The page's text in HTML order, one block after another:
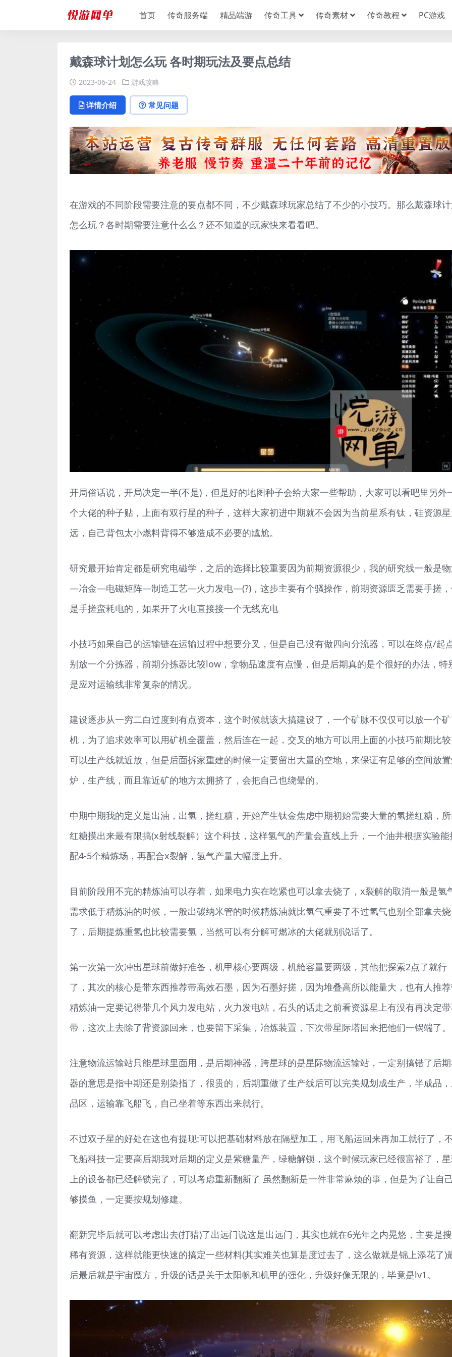
首页 传奇服务端 精品端游 传奇工具 传奇素材 传奇教程 PC游戏
戴森球计划怎么玩 各时期玩法及要点总结
2023-06-24 游戏攻略
详情介绍 常见问题
在游戏的不同阶段需要注意的要点都不同，不少戴森球玩家总结了不少的小技巧。那么戴森球
怎么玩？各时期需要注意什么么？还不知道的玩家快来看看吧。
开局俗话说，开局决定一半(不是)，但是好的地图种子会给大家一些帮助，大家可以看吧里另外
个大佬的种子贴，上面有双行星的种子，这样大家初进中期就不会因为当前星系有钛，硅资源
远，自己背包太小燃料背得不够造成不必要的尴尬。
研究最开始肯定都是研究电磁学，之后的选择比较重要因为前期资源很少，我的研究线一般是
—冶金—电磁矩阵—制造工艺—火力发电—(?)，这步主要有个骚操作，前期资源匮乏需要手搓，
是手搓蛮耗电的，如果开了火电直接接一个无线充电
小技巧如果自己的运输链在运输过程中想要分叉，但是自己没有做四向分流器，可以在终点/起
别放一个分拣器，前期分拣器比较low，拿物品速度有点慢，但是后期真的是个很好的办法，特
是应对运输线非常复杂的情况。
建设逐步从一穷二白过度到有点资本，这个时候就该大搞建设了，一个矿脉不仅仅可以放一个矿
机，为了追求效率可以用矿机全覆盖，然后连在一起，交叉的地方可以用上面的小技巧前期比
可以生产线就近放，但是后面拆家重建的时候一定要留出大量的空地，来保证有足够的空间放
炉，生产线，而且靠近矿的地方太拥挤了，会把自己也绕晕的。
中期中期我的定义是出油，出氢，搓红糖，开始产生钛金焦虑中期初始需要大量的氢搓红糖，
红糖摸出来最有限搞(x射线裂解）这个科技，这样氢气的产量会直线上升，一个油井根据实验能
配4-5个精炼场，再配合x裂解，氢气产量大幅度上升。
目前阶段用不完的精炼油可以存着，如果电力实在吃紧也可以拿去烧了，x裂解的取消一般是氢
需求低于精炼油的时候，一般出碳纳米管的时候精炼油就比氢气重要了不过氢气也别全部拿去烧
了，后期提炼重氢也比较需要氢，当然可以有分解可燃冰的大佬就别说话了。
第一次第一次冲出星球前做好准备，机甲核心要两级，机舱容量要两级，其他把探索2点了就行
了，其次的核心是带东西推荐带高效石墨，因为石墨好搓，因为堆叠高所以能量大，也有人推
精炼油一定要记得带几个风力发电站，火力发电站，石头的话走之前看资源星上有没有再决定
带，这次上去除了背资源回来，也要留下采集，冶炼装置，下次带星际塔回来把他们一锅端了。
注意物流运输站只能星球里面用，是后期神器，跨星球的是星际物流运输站，一定别搞错了后
器的意思是指中期还是别染指了，很贵的，后期重做了生产线后可以完美规划成生产，半成品
品区，运输靠飞船飞，自己坐着等东西出来就行。
不过双子星的好处在这也有提现:可以把基础材料放在隔壁加工，用飞船运回来再加工就行了，
飞船科技一定要高后期我对后期的定义是紫糖量产，绿糖解锁，这个时候玩家已经很富裕了，
上的设备都已经解锁完了，可以考虑重新翻新了 虽然翻新是一件非常麻烦的事，但是为了让自
够摸鱼，一定要按规划修建。
翻新完毕后就可以考虑出去(打猎)了出远门说这是出远门，其实也就在6光年之内晃悠，主要是
稀有资源，这样就能更快速的搞定一些材料(其实难关也算是度过去了，这么做就是锦上添花了)
后最后就是宇宙魔方，升级的话是关于太阳帆和机甲的强化，升级好像无限的，毕竟是lv1。